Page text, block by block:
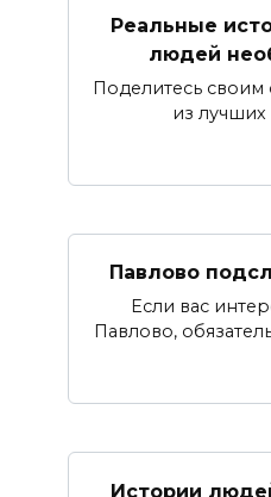
Реальные
людей
Поделитесь своим
из
Павлово
Если вас
Павлово,
Истории